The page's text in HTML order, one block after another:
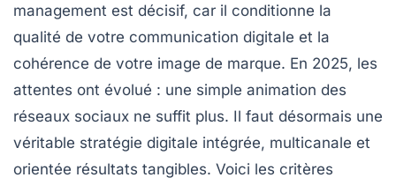
management est décisif, car il conditionne la
qualité de votre communication digitale et la
cohérence de votre image de marque. En 2025, les
attentes ont évolué : une simple animation des
réseaux sociaux ne suffit plus. Il faut désormais une
véritable stratégie digitale intégrée, multicanale et
orientée résultats tangibles. Voici les critères